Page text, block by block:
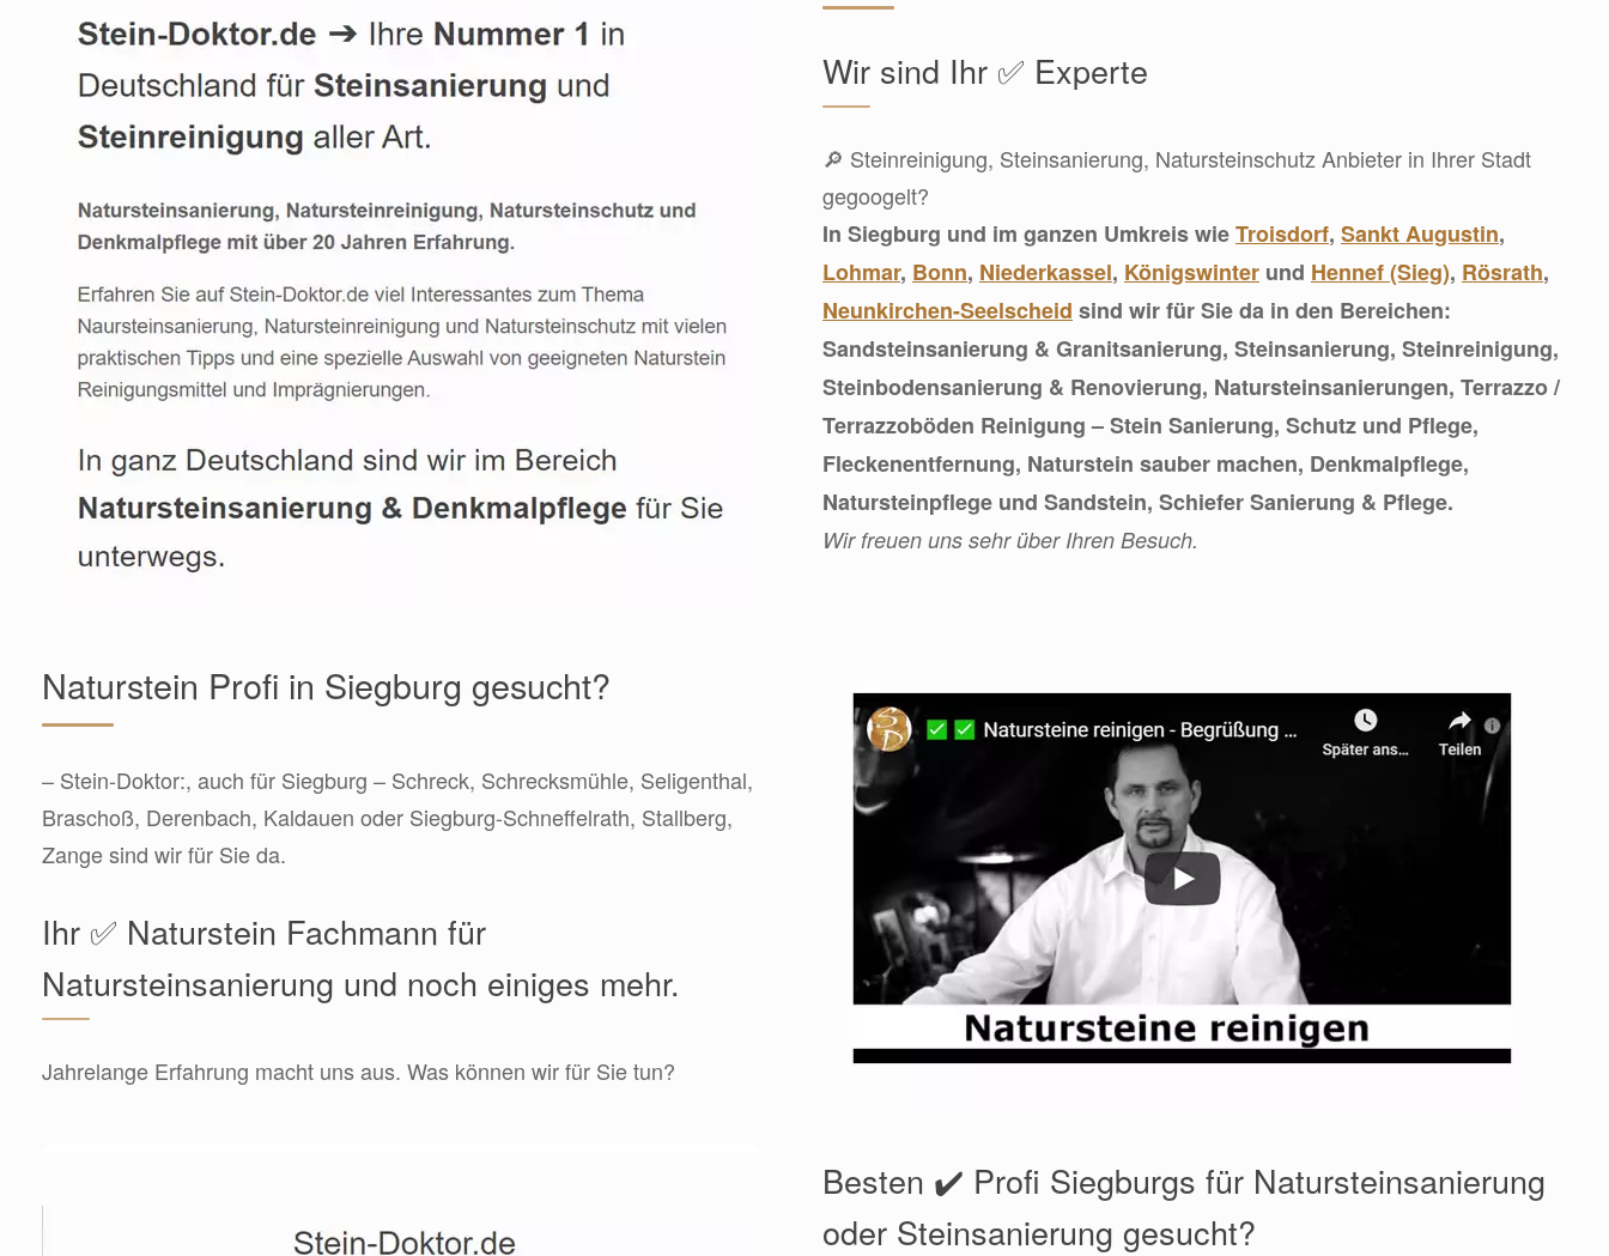
Wir sind Ihr ✅ Experte
🔎 Steinreinigung, Steinsanierung, Natursteinschutz Anbieter in Ihrer Stadt
gegoogelt?
In Siegburg und im ganzen Umkreis wieTroisdorf, Sankt Augustin,
Lohmar, Bonn, Niederkassel, Königswinter und Hennef (Sieg), Rösrath,
Neunkirchen-Seelscheid sind wir für Sie da in den Bereichen:
Sandsteinsanierung & Granitsanierung, Steinsanierung, Steinreinigung,
Steinbodensanierung & Renovierung, Natursteinsanierungen, Terrazzo /
Terrazzoböden Reinigung – Stein Sanierung, Schutz und Pflege,
Fleckenentfernung, Naturstein sauber machen, Denkmalpflege,
Natursteinpflege und Sandstein, Schiefer Sanierung & Pflege.
Wir freuen uns sehr über Ihren Besuch.
Naturstein Profi in Siegburg gesucht?
– Stein-Doktor:, auch für Siegburg – Schreck, Schrecksmühle, Seligenthal,
Braschoß, Derenbach, Kaldauen oder Siegburg-Schneffelrath, Stallberg,
Zange sind wir für Sie da.
Ihr ✅ Naturstein Fachmann für
Natursteinsanierung und noch einiges mehr.
Jahrelange Erfahrung macht uns aus. Was können wir für Sie tun?
Besten ✔️ Profi Siegburgs für Natursteinsanierung
oder Steinsanierung gesucht?